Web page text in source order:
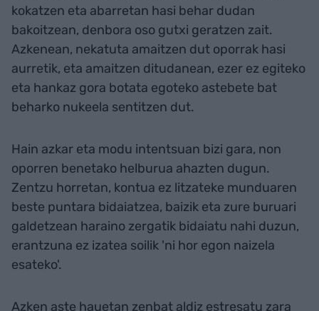
kokatzen eta abarretan hasi behar dudan
bakoitzean, denbora oso gutxi geratzen zait.
Azkenean, nekatuta amaitzen dut oporrak hasi
aurretik, eta amaitzen ditudanean, ezer ez egiteko
eta hankaz gora botata egoteko astebete bat
beharko nukeela sentitzen dut.
Hain azkar eta modu intentsuan bizi gara, non
oporren benetako helburua ahazten dugun.
Zentzu horretan, kontua ez litzateke munduaren
beste puntara bidaiatzea, baizik eta zure buruari
galdetzean haraino zergatik bidaiatu nahi duzun,
erantzuna ez izatea soilik 'ni hor egon naizela
esateko'.
Azken aste hauetan zenbat aldiz estresatu zara